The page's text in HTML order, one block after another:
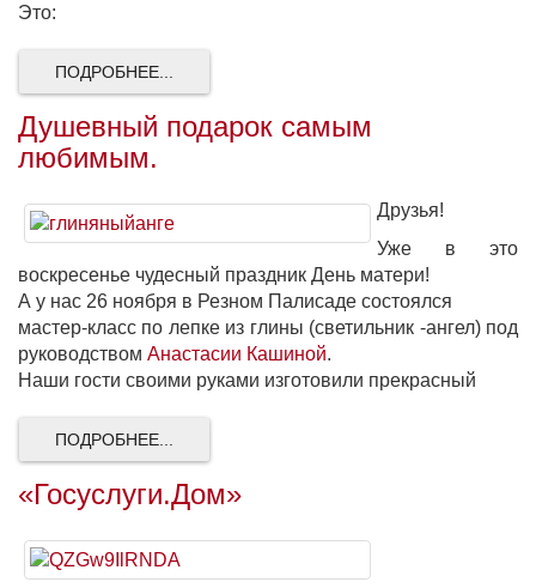
Это:
ПОДРОБНЕЕ...
Душевный подарок самым
любимым.
Друзья!
Уже в это
воскресенье чудесный праздник День матери!
А у нас 26 ноября в Резном Палисаде состоялся
мастер-класс по лепке из глины (светильник -ангел) под
руководством Анастасии Кашиной.
Наши гости своими руками изготовили прекрасный
ПОДРОБНЕЕ...
«Госуслуги.Дом»